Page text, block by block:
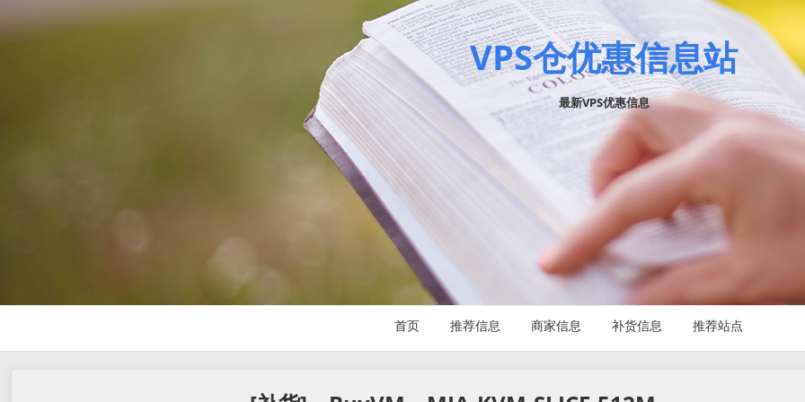
VPS仓优惠信息站
最新VPS优惠信息
首页 推荐信息 商家信息 补货信息 推荐站点